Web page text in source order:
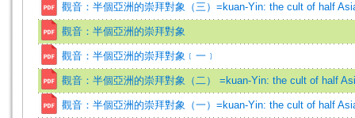
觀音：半個亞洲的崇拜對象（三）=kuan-Yin: the cult of half
觀音：半個亞洲的崇拜對象
觀音：半個亞洲的崇拜對象﹝一﹞
觀音：半個亞洲的崇拜對象（二） =kuan-Yin: the cult of half
觀音：半個亞洲的崇拜對象（一）=kuan-Yin: the cult of half